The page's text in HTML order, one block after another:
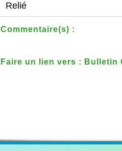
Relié
Commentaire(s) :
Faire un lien vers :